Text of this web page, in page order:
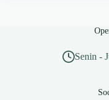
Senin -